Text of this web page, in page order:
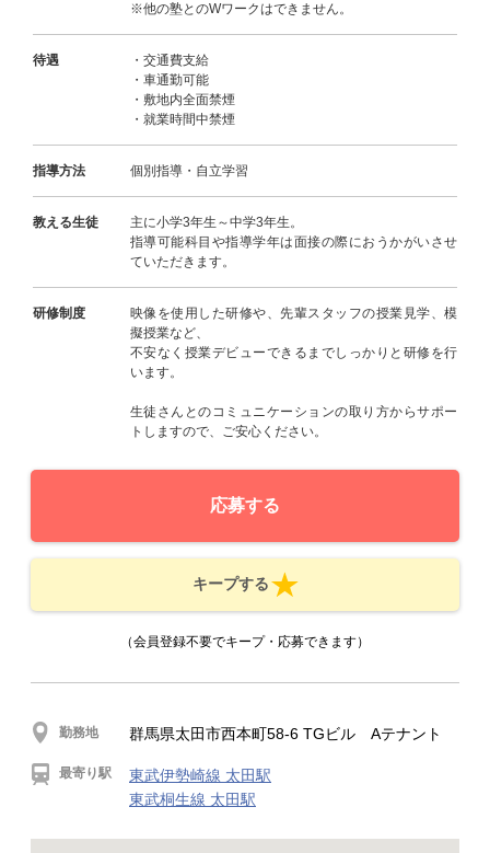
※他の塾とのWワークはできません。
待遇
・交通費支給
・車通勤可能
・敷地内全面禁煙
・就業時間中禁煙
指導方法 個別指導・自立学習
教える生徒
主に小学3年生～中学3年生。
指導可能科目や指導学年は面接の際におうかがいさせ
ていただきます。
研修制度
映像を使用した研修や、先輩スタッフの授業見学、模
擬授業など、
不安なく授業デビューできるまでしっかりと研修を行
います。
生徒さんとのコミュニケーションの取り方からサポー
トしますので、ご安心ください。
応募する
キープする
（会員登録不要でキープ・応募できます）
勤務地 群馬県太田市西本町58-6 TGビル Aテナント
最寄り駅
東武伊勢崎線 太田駅
東武桐生線 太田駅